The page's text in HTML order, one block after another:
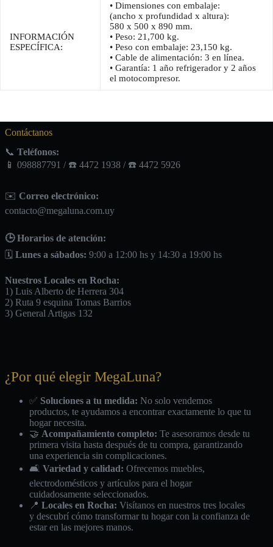
INFORMACIÓN
ESPECÍFICA:
• Dimensiones con embalaje:
(ancho x profundidad x altura):
580 x 500 x 890 mm.
• Peso: 21,700 kg.
• Peso con embalaje: 23,150 kg.
• Cable de alimentación: 3 en línea.
• Garantía: 1 año refrigerador y 2 años
el motocompresor.
Contáctanos
📞 Teléfonos:
📱 098887791 / ☎️ 4472 1938 / ☎️ 4472 5926
✉️ Correo electrónico:
contacto@megaluna.com.uy
🕒 Horarios de atención:
🗓️ Lunes a sábados: 9:00 a 12:00 hs y 14:30 a 19:00 hs
Nuestros Locales en Rocha:
1) Luis Alberto de Herrera 304
2) Ruta 9 esquina Tomas Barrios
3) General Artigas 132
¿Por qué elegir MegaLuna?
✅ Soluciones a tu medida: No solo vendemos
productos, te ayudamos a encontrar exactamente lo que tu
hogar necesita.
🤝 Acompañamiento completo: Te asesoramos desde tu
primera visita hasta después de tu compra, garantizando
una experiencia sin complicaciones.
🛋️ Variedad y calidad: Ofrecemos muebles,
electrodomésticos y artículos para el hogar
cuidadosamente seleccionados.
📍 Locales en Rocha: Visítanos en nuestros tres locales
y descubrí cómo transformar tu hogar con la confianza de
estar en las mejores manos.